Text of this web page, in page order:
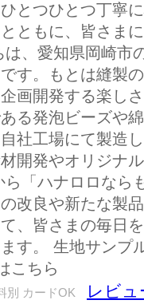
とつひとつ丁寧
ともに、皆さま
、愛知県岡崎市
す。もとは縫製
画開発する楽し
る発泡ビーズや
社工場にて製造
開発やオリジナ
ら「ハナロロなら
改良や新たな製
、皆さまの毎日
す。 生地サン
はこちら
別 カードOK
レビュ